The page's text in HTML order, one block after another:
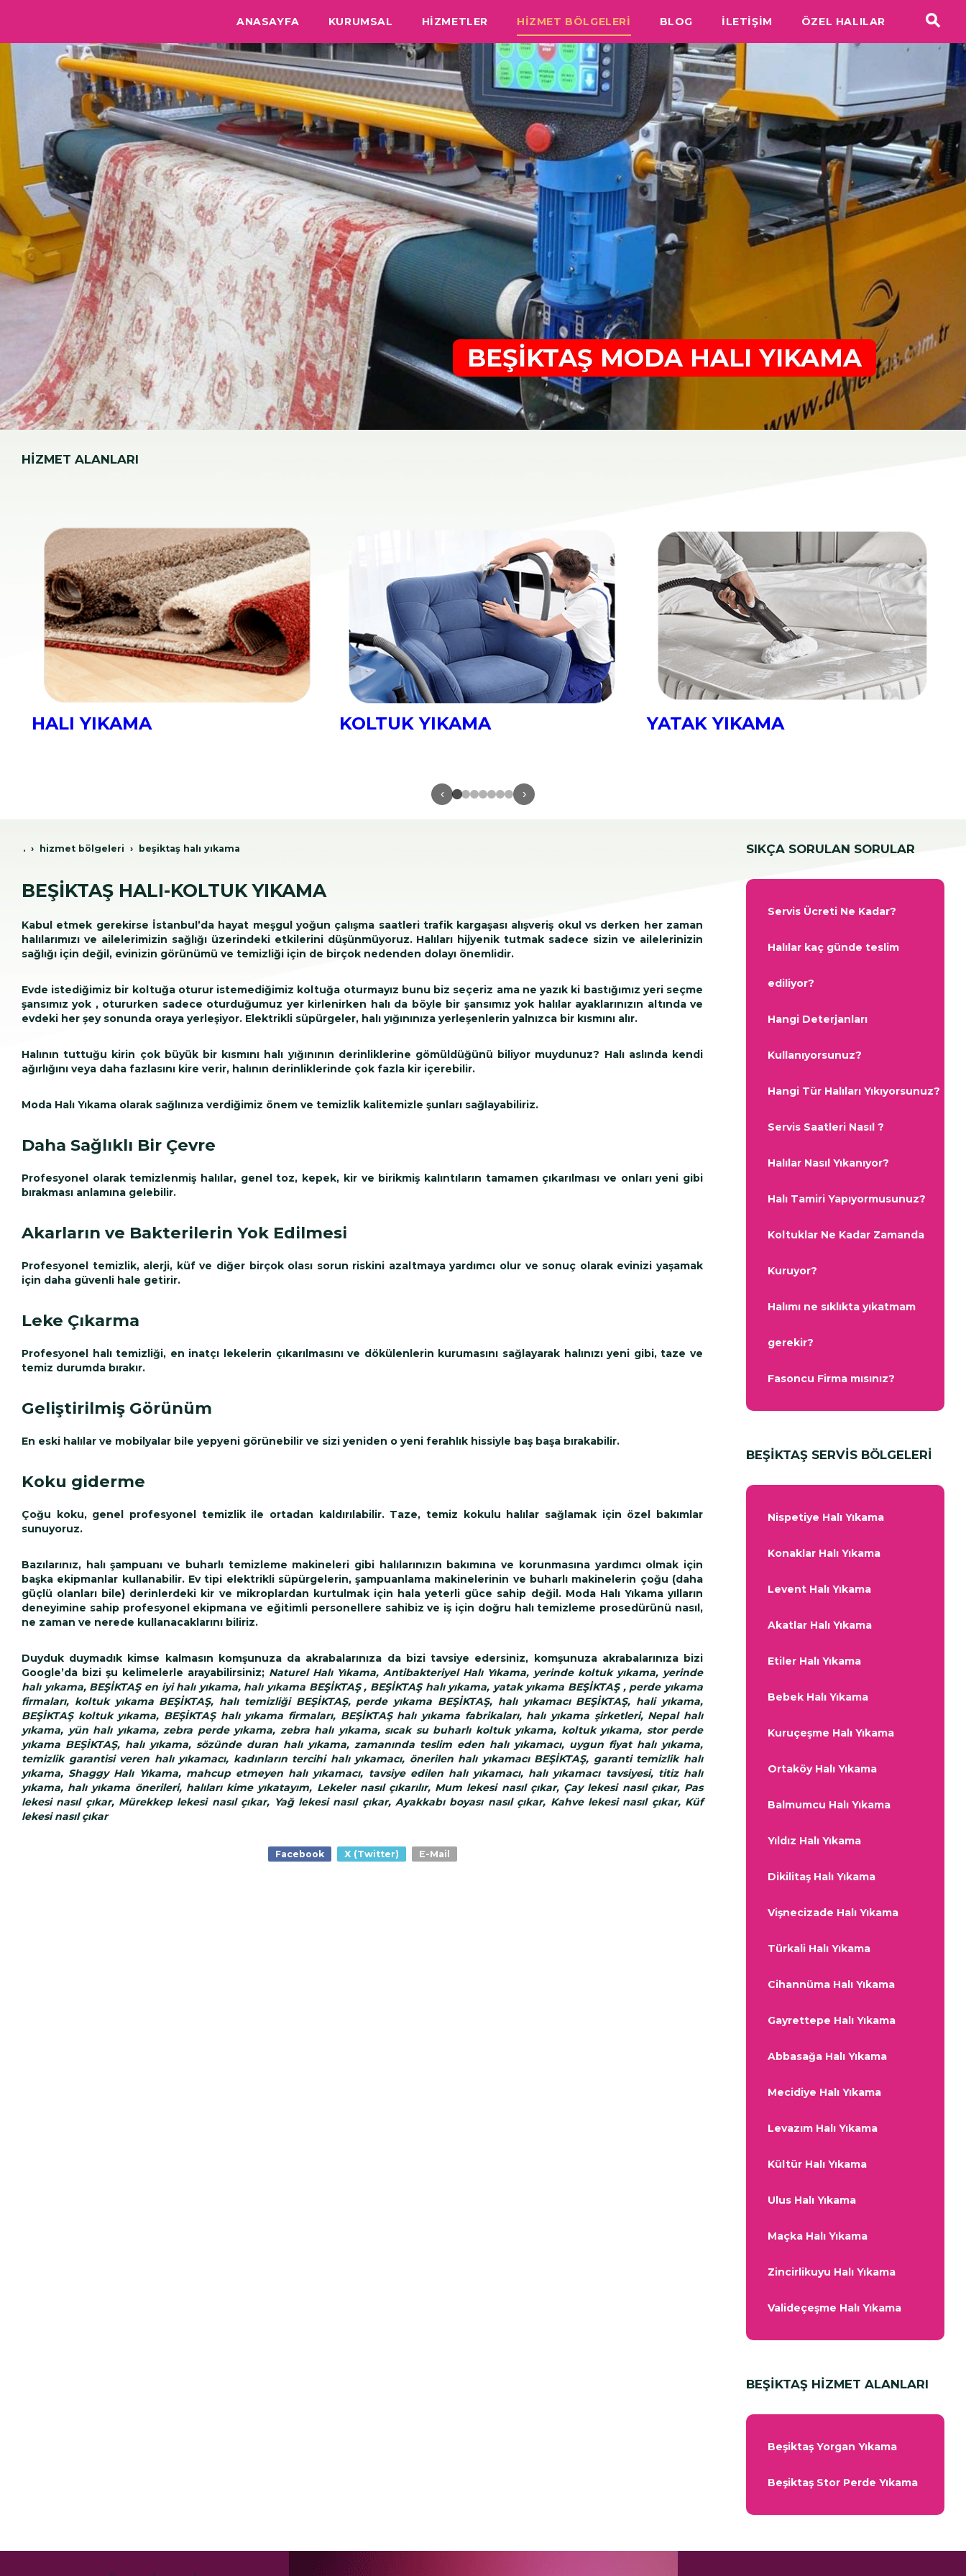
ANASAYFA KURUMSAL HİZMETLER HİZMET BÖLGELERİ BLOG İLETİŞİM ÖZEL HALILAR
BEŞİKTAŞ MODA HALI YIKAMA
HİZMET ALANLARI
HALI YIKAMA KOLTUK YIKAMA YATAK YIKAMA
‹ ›
. hi̇zmet bölgeleri̇ beşi̇ktaş hali yikama
BEŞİKTAŞ HALI-KOLTUK YIKAMA
Kabul etmek gerekirse İstanbul’da hayat meşgul yoğun çalışma saatleri trafik kargaşası alışveriş okul vs derken her zaman
halılarımızı ve ailelerimizin sağlığı üzerindeki etkilerini düşünmüyoruz. Halıları hijyenik tutmak sadece sizin ve ailelerinizin
sağlığı için değil, evinizin görünümü ve temizliği için de birçok nedenden dolayı önemlidir.
Evde istediğimiz bir koltuğa oturur istemediğimiz koltuğa oturmayız bunu biz seçeriz ama ne yazık ki bastığımız yeri seçme
şansımız yok , otururken sadece oturduğumuz yer kirlenirken halı da böyle bir şansımız yok halılar ayaklarınızın altında ve
evdeki her şey sonunda oraya yerleşiyor. Elektrikli süpürgeler, halı yığınınıza yerleşenlerin yalnızca bir kısmını alır.
Halının tuttuğu kirin çok büyük bir kısmını halı yığınının derinliklerine gömüldüğünü biliyor muydunuz? Halı aslında kendi
ağırlığını veya daha fazlasını kire verir, halının derinliklerinde çok fazla kir içerebilir.
Moda Halı Yıkama olarak sağlınıza verdiğimiz önem ve temizlik kalitemizle şunları sağlayabiliriz.
Daha Sağlıklı Bir Çevre
Profesyonel olarak temizlenmiş halılar, genel toz, kepek, kir ve birikmiş kalıntıların tamamen çıkarılması ve onları yeni gibi
bırakması anlamına gelebilir.
Akarların ve Bakterilerin Yok Edilmesi
Profesyonel temizlik, alerji, küf ve diğer birçok olası sorun riskini azaltmaya yardımcı olur ve sonuç olarak evinizi yaşamak
için daha güvenli hale getirir.
Leke Çıkarma
Profesyonel halı temizliği, en inatçı lekelerin çıkarılmasını ve dökülenlerin kurumasını sağlayarak halınızı yeni gibi, taze ve
temiz durumda bırakır.
Geliştirilmiş Görünüm
En eski halılar ve mobilyalar bile yepyeni görünebilir ve sizi yeniden o yeni ferahlık hissiyle baş başa bırakabilir.
Koku giderme
Çoğu koku, genel profesyonel temizlik ile ortadan kaldırılabilir. Taze, temiz kokulu halılar sağlamak için özel bakımlar
sunuyoruz.
Bazılarınız, halı şampuanı ve buharlı temizleme makineleri gibi halılarınızın bakımına ve korunmasına yardımcı olmak için
başka ekipmanlar kullanabilir. Ev tipi elektrikli süpürgelerin, şampuanlama makinelerinin ve buharlı makinelerin çoğu (daha
güçlü olanları bile) derinlerdeki kir ve mikroplardan kurtulmak için hala yeterli güce sahip değil. Moda Halı Yıkama yılların
deneyimine sahip profesyonel ekipmana ve eğitimli personellere sahibiz ve iş için doğru halı temizleme prosedürünü nasıl,
ne zaman ve nerede kullanacaklarını biliriz.
Duyduk duymadık kimse kalmasın komşunuza da akrabalarınıza da bizi tavsiye edersiniz, komşunuza akrabalarınıza bizi
Google’da bizi şu kelimelerle arayabilirsiniz; Naturel Halı Yıkama, Antibakteriyel Halı Yıkama, yerinde koltuk yıkama, yerinde
halı yıkama, BEŞİKTAŞ en iyi halı yıkama, halı yıkama BEŞİKTAŞ , BEŞİKTAŞ halı yıkama, yatak yıkama BEŞİKTAŞ , perde yıkama
firmaları, koltuk yıkama BEŞİKTAŞ, halı temizliği BEŞİKTAŞ, perde yıkama BEŞİKTAŞ, halı yıkamacı BEŞİKTAŞ, hali yıkama,
BEŞİKTAŞ koltuk yıkama, BEŞİKTAŞ halı yıkama firmaları, BEŞİKTAŞ halı yıkama fabrikaları, halı yıkama şirketleri, Nepal halı
yıkama, yün halı yıkama, zebra perde yıkama, zebra halı yıkama, sıcak su buharlı koltuk yıkama, koltuk yıkama, stor perde
yıkama BEŞİKTAŞ, halı yıkama, sözünde duran halı yıkama, zamanında teslim eden halı yıkamacı, uygun fiyat halı yıkama,
temizlik garantisi veren halı yıkamacı, kadınların tercihi halı yıkamacı, önerilen halı yıkamacı BEŞİKTAŞ, garanti temizlik halı
yıkama, Shaggy Halı Yıkama, mahcup etmeyen halı yıkamacı, tavsiye edilen halı yıkamacı, halı yıkamacı tavsiyesi, titiz halı
yıkama, halı yıkama önerileri, halıları kime yıkatayım, Lekeler nasıl çıkarılır, Mum lekesi nasıl çıkar, Çay lekesi nasıl çıkar, Pas
lekesi nasıl çıkar, Mürekkep lekesi nasıl çıkar, Yağ lekesi nasıl çıkar, Ayakkabı boyası nasıl çıkar, Kahve lekesi nasıl çıkar, Küf
lekesi nasıl çıkar
Facebook X (Twitter) E-Mail
SIKÇA SORULAN SORULAR
Servis Ücreti Ne Kadar?
Halılar kaç günde teslim
ediliyor?
Hangi Deterjanları
Kullanıyorsunuz?
Hangi Tür Halıları Yıkıyorsunuz?
Servis Saatleri Nasıl ?
Halılar Nasıl Yıkanıyor?
Halı Tamiri Yapıyormusunuz?
Koltuklar Ne Kadar Zamanda
Kuruyor?
Halımı ne sıklıkta yıkatmam
gerekir?
Fasoncu Firma mısınız?
BEŞİKTAŞ SERVİS BÖLGELERİ
Nispetiye Halı Yıkama
Konaklar Halı Yıkama
Levent Halı Yıkama
Akatlar Halı Yıkama
Etiler Halı Yıkama
Bebek Halı Yıkama
Kuruçeşme Halı Yıkama
Ortaköy Halı Yıkama
Balmumcu Halı Yıkama
Yıldız Halı Yıkama
Dikilitaş Halı Yıkama
Vişnecizade Halı Yıkama
Türkali Halı Yıkama
Cihannüma Halı Yıkama
Gayrettepe Halı Yıkama
Abbasağa Halı Yıkama
Mecidiye Halı Yıkama
Levazım Halı Yıkama
Kültür Halı Yıkama
Ulus Halı Yıkama
Maçka Halı Yıkama
Zincirlikuyu Halı Yıkama
Valideçeşme Halı Yıkama
BEŞİKTAŞ HİZMET ALANLARI
Beşiktaş Yorgan Yıkama
Beşiktaş Stor Perde Yıkama